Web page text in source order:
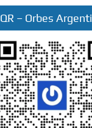
QR – Orbes